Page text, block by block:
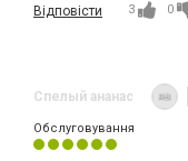
Відповісти 3 0
Спелый ананас
Обслуговування